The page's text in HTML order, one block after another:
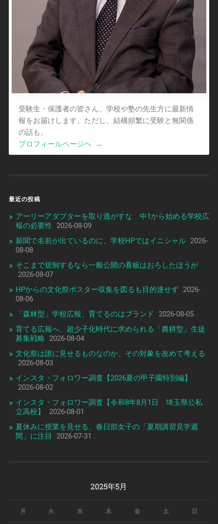
受験生・保護者の皆さん、学校や塾の先生方に最新情
報をお届けします。ただし、結構頻繁に受験と無関係
の話も。
プロフィールページヘ
→
最近の投稿
アーリーアダプターを取り逃がすな 中1から始める学校広
報の必要性
2026-08-09
新聞で名前が出ているのに、学校HPではイニシャル 2026-
08-08
そこまで規制するなら一般公開の看板はおろしたほうが
2026-08-07
HPからの文化祭ポスター収集を図るも目的達せず 2026-
08-06
「森林型」学校広報、育てるのはブランド
2026-08-05
育てる広報へ、超少子化時代に求められる「農耕型」生徒
募集戦略
2026-08-04
文化祭は誰に見せるものなのか、その対象を改めて考える
2026-08-03
インスタ・フォロワー調査【2026夏の甲子園特別編】
2026-08-02
インスタ・フォロワー調査【令和8年8月1日 埼玉県公私
立高校】
2026-08-01
夏休みに授業を見せる、春日部女子の「夏期講習見学週
間」に注目
2026-07-31
2025年5月
月 火 水 木 金 土 日